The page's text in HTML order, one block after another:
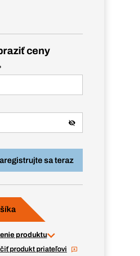
ceny
sa teraz
produktu
produkt priateľovi